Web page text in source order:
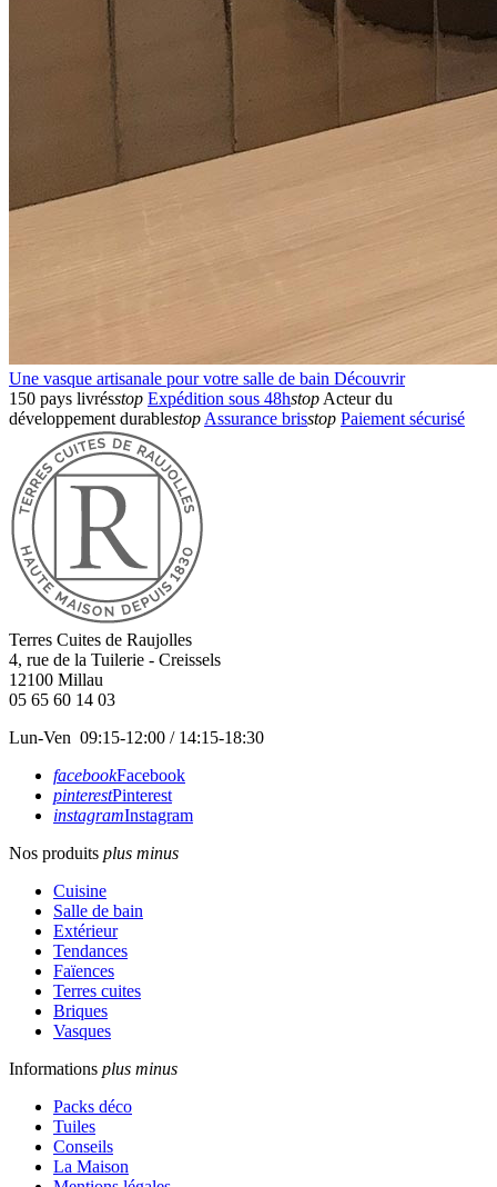
Une vasque artisanale pour votre salle de bain Découvrir
150 pays livrésstop Expédition sous 48hstop Acteur du
développement durablestop Assurance brisstop Paiement sécurisé
Terres Cuites de Raujolles
4, rue de la Tuilerie - Creissels
12100 Millau
05 65 60 14 03
Lun-Ven 09:15-12:00 / 14:15-18:30
facebookFacebook
pinterestPinterest
instagramInstagram
Nos produits plus minus
Cuisine
Salle de bain
Extérieur
Tendances
Faïences
Terres cuites
Briques
Vasques
Informations plus minus
Packs déco
Tuiles
Conseils
La Maison